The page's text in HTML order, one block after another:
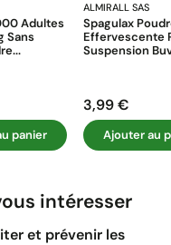
Adultes
Sans
panier
ALMIRALL SAS
Spagulax
Effervescente
Suspension
Prix
3,99 €
Ajouter au
intéresser
et prévenir les